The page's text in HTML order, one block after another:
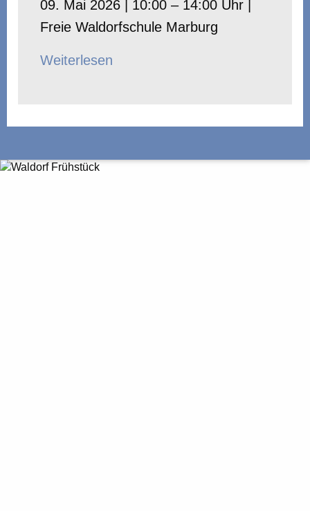
09. Mai 2026 | 10:00 – 14:00 Uhr |
Freie Waldorfschule Marburg
Weiterlesen